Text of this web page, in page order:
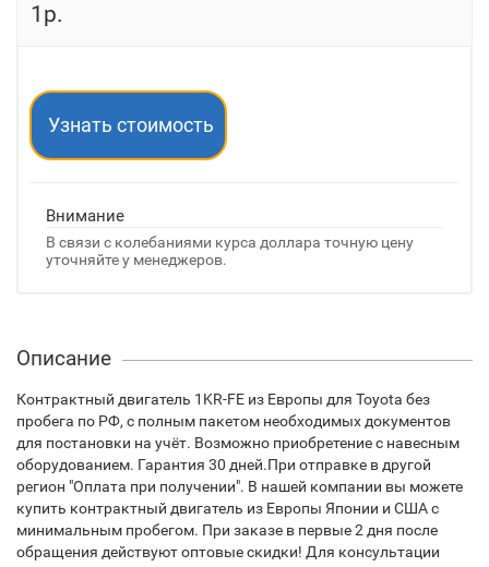
1р.
Узнать стоимость
Внимание
В связи с колебаниями курса доллара точную цену
уточняйте у менеджеров.
Описание
Контрактный двигатель 1KR-FE из Европы для Toyota без
пробега по РФ, с полным пакетом необходимых документов
для постановки на учёт. Возможно приобретение с навесным
оборудованием. Гарантия 30 дней.При отправке в другой
регион "Оплата при получении". В нашей компании вы можете
купить контрактный двигатель из Европы Японии и США с
минимальным пробегом. При заказе в первые 2 дня после
обращения действуют оптовые скидки! Для консультации